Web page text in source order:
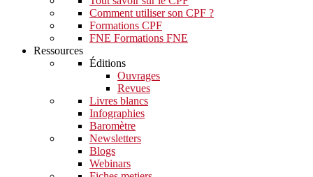
Comment utiliser son CPF ?
Formations CPF
FNE Formations FNE
Ressources
Éditions
Ouvrages
Revues
Livres blancs
Infographies
Baromètre
Newsletters
Blogs
Webinars